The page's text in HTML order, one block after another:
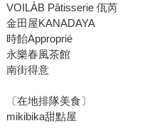
VOILÀB Pâtisserie 佤芮
金田屋KANADAYA
時飴Approprié
永樂春風茶館
南街得意
〔在地排隊美食〕
mikibika甜點屋